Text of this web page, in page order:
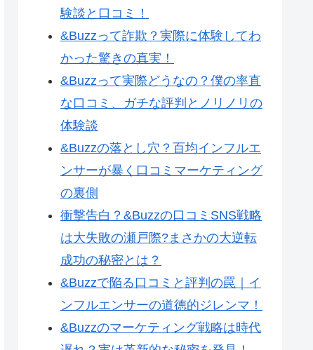
験談と口コミ！
&Buzzって詐欺？実際に体験してわ
かった驚きの真実！
&Buzzって実際どうなの？僕の率直
な口コミ、ガチな評判とノリノリの
体験談
&Buzzの落とし穴？百均インフルエ
ンサーが暴く口コミマーケティング
の裏側
衝撃告白？&Buzzの口コミSNS戦略
は大失敗の瀬戸際?まさかの大逆転
成功の秘密とは？
&Buzzで陥る口コミと評判の罠｜イ
ンフルエンサーの道徳的ジレンマ！
&Buzzのマーケティング戦略は時代